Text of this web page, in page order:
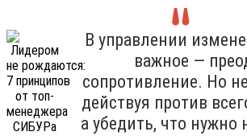
В управлении
важное —
сопротивление. Но
действуя против
а убедить, что нужно